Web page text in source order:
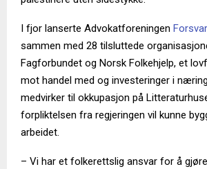
I fjor lanserte Advokatforeningen
sammen med 28 tilsluttede
Fagforbundet og Norsk Folkehjelp, et
mot handel med og investeringer i
medvirker til okkupasjon på
forpliktelsen fra regjeringen vil kunne
arbeidet.
– Vi har et folkerettslig ansvar for å